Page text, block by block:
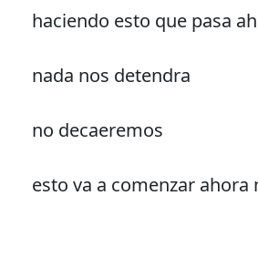
haciendo esto que pasa
nada nos detendra
no decaeremos
esto va a comenzar ahora